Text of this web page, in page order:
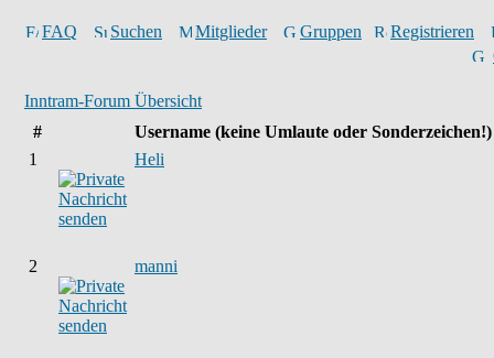
FAQ Suchen Mitglieder Gruppen
Registrieren
Inntram-Forum Übersicht
#
Username (keine Umlaute oder Sonderzeichen!)
1
Heli
2 manni